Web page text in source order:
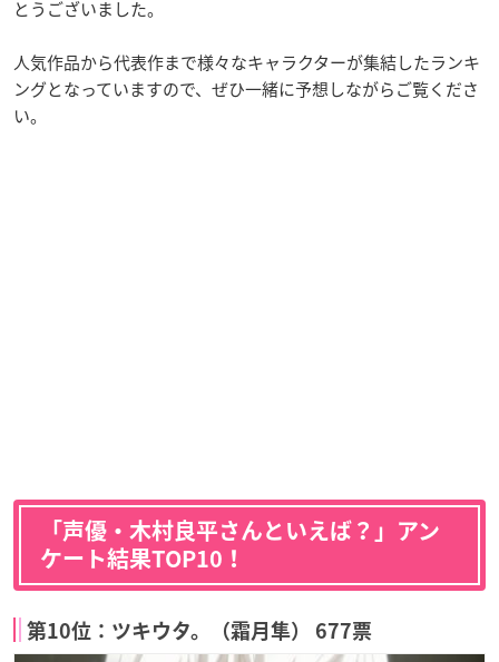
とうございました。
人気作品から代表作まで様々なキャラクターが集結したランキ
ングとなっていますので、ぜひ一緒に予想しながらご覧くださ
い。
「声優・木村良平さんといえば？」アン
ケート結果TOP10！
第10位：ツキウタ。（霜月隼） 677票